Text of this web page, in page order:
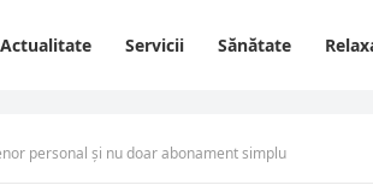
Actualitate Servicii Sănătate
personal și nu doar abonament simplu